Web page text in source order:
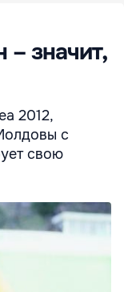
– значит,
2012,
с
свою